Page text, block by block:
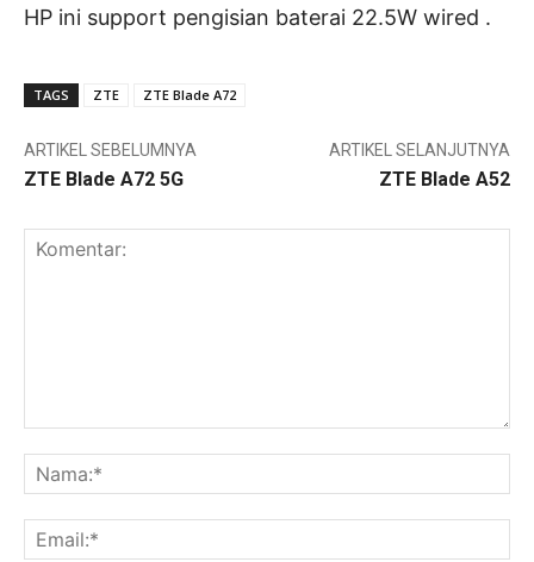
HP ini support pengisian baterai 22.5W wired .
TAGS ZTE ZTE Blade A72
ARTIKEL SEBELUMNYA
ZTE Blade A72 5G
ARTIKEL SELANJUTNYA
ZTE Blade A52